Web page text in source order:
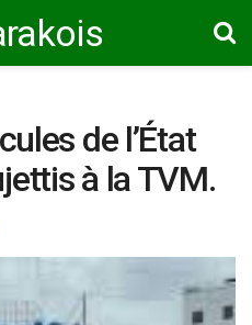
de l’État
à la TVM.